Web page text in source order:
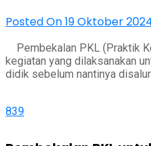
Posted On 19 Oktober
Pembekalan PKL (Praktik
kegiatan yang dilaksanakan
didik sebelum nantinya
839